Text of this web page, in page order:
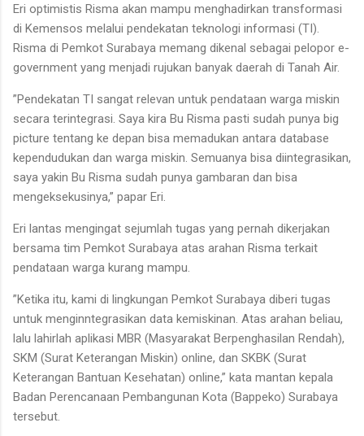
Eri optimistis Risma akan mampu menghadirkan transformasi
di Kemensos melalui pendekatan teknologi informasi (TI).
Risma di Pemkot Surabaya memang dikenal sebagai pelopor e-
government yang menjadi rujukan banyak daerah di Tanah Air.
”Pendekatan TI sangat relevan untuk pendataan warga miskin
secara terintegrasi. Saya kira Bu Risma pasti sudah punya big
picture tentang ke depan bisa memadukan antara database
kependudukan dan warga miskin. Semuanya bisa diintegrasikan,
saya yakin Bu Risma sudah punya gambaran dan bisa
mengeksekusinya,” papar Eri.
Eri lantas mengingat sejumlah tugas yang pernah dikerjakan
bersama tim Pemkot Surabaya atas arahan Risma terkait
pendataan warga kurang mampu.
”Ketika itu, kami di lingkungan Pemkot Surabaya diberi tugas
untuk menginntegrasikan data kemiskinan. Atas arahan beliau,
lalu lahirlah aplikasi MBR (Masyarakat Berpenghasilan Rendah),
SKM (Surat Keterangan Miskin) online, dan SKBK (Surat
Keterangan Bantuan Kesehatan) online,” kata mantan kepala
Badan Perencanaan Pembangunan Kota (Bappeko) Surabaya
tersebut.